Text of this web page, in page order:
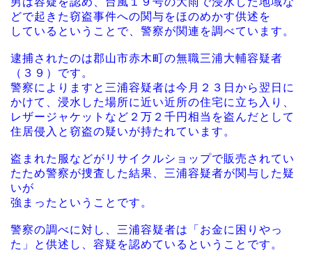
どで起きた窃盗事件への関与をほのめかす供述を
しているということで、警察が関連を調べています。
逮捕されたのは郡山市赤木町の無職三浦大輔容疑者
（３９）です。
警察によりますと三浦容疑者は今月２３日から翌日に
かけて、浸水した場所に近い近所の住宅に立ち入り、
レザージャケットなど２万２千円相当を盗んだとして
住居侵入と窃盗の疑いが持たれています。
盗まれた服などがリサイクルショップで販売されてい
たため警察が捜査した結果、三浦容疑者が関与した疑
いが
強まったということです。
警察の調べに対し、三浦容疑者は「お金に困りやっ
た」と供述し、容疑を認めているということです。